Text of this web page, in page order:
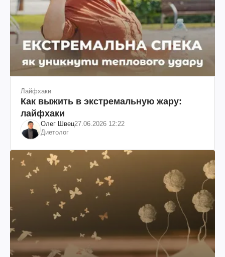
Лайфхаки
Как выжить в экстремальную жару:
лайфхаки
Олег Швец27.06.2026 12:22
Диетолог